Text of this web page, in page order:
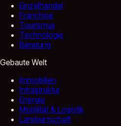
Einzelhandel
Franchise
Tourismus
Technologie
Beratung
Gebaute Welt
Immobilien
Infrastruktur
Energie
Mobilität & Logistik
Landwirtschaft